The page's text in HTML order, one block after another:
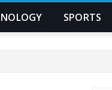
SPORTS